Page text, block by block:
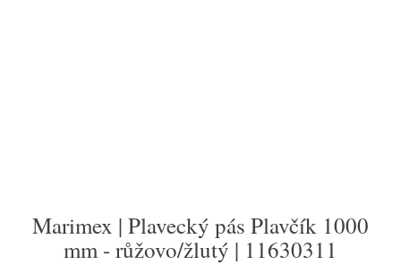
Marimex | Plavecký pás Plavčík 1000
mm - růžovo/žlutý | 11630311